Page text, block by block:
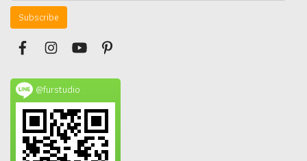
Subscribe
@furstudio